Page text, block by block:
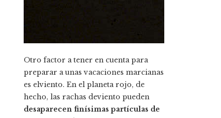
Otro factor a tener en cuenta para
preparar a unas vacaciones marcianas
es elviento. En el planeta rojo, de
hecho, las rachas deviento pueden
desaparecen finísimas partículas de